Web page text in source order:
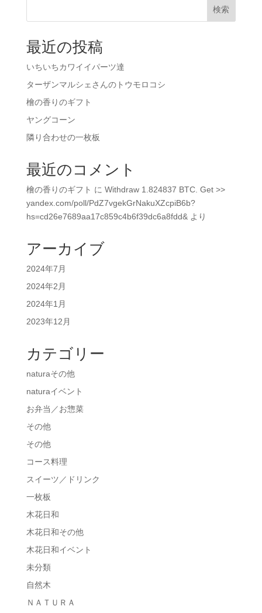
検索
最近の投稿
いちいちカワイイパーツ達
ターザンマルシェさんのトウモロコシ
檜の香りのギフト
ヤングコーン
隣り合わせの一枚板
最近のコメント
檜の香りのギフト に Withdraw 1.824837 BTC. Get >>
yandex.com/poll/PdZ7vgekGrNakuXZcpiB6b?
hs=cd26e7689aa17c859c4b6f39dc6a8fdd&より
アーカイブ
2024年7月
2024年2月
2024年1月
2023年12月
カテゴリー
naturaその他
naturaイベント
お弁当／お惣菜
その他
その他
コース料理
スイーツ／ドリンク
一枚板
木花日和
木花日和その他
木花日和イベント
未分類
自然木
ＮＡＴＵＲＡ